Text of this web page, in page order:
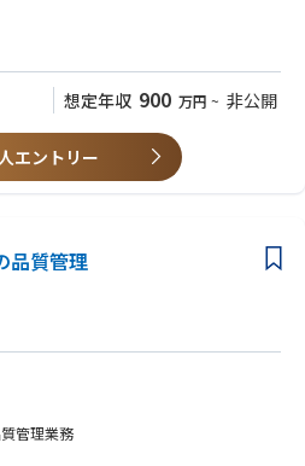
確認
活動への参画
した交替勤務に従事いただく場合があり
画の実行管理
長）
置）
を踏まえた全体最適の実現
組織文化の醸成
担いたい方
させられる方
方
想定年収 900 万円 ~ 非公開
エントリー
品質管理
管理業務